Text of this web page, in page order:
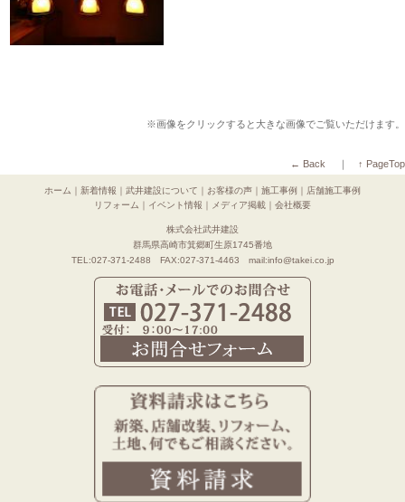
※画像をクリックすると大きな画像でご覧いただけます。
← Back ｜ ↑ PageTop
ホーム 新着情報 武井建設について お客様の声 施工事例
店舗施工事例
リフォーム
イベント情報 メディア掲載 会社概要
株式会社武井建設
群馬県高崎市箕郷町生原1745番地
TEL:027-371-2488 FAX:027-371-4463 mail:info@takei.co.jp